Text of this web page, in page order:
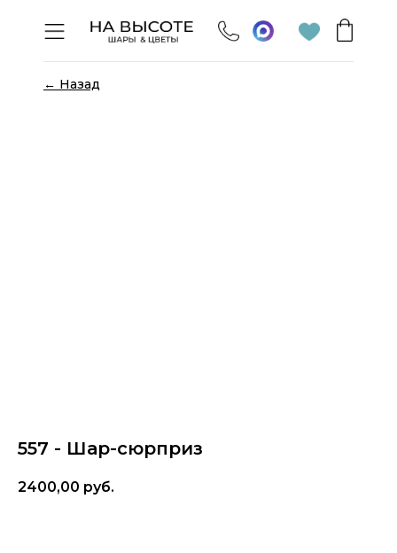
← Назад
557 - Шар-сюрприз
2400,00 руб.